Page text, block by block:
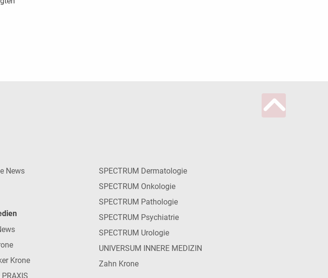
News
Krone
SPECTRUM Dermatologie
SPECTRUM Onkologie
SPECTRUM Pathologie
SPECTRUM Psychiatrie
SPECTRUM Urologie
UNIVERSUM INNERE MEDIZIN
Zahn Krone